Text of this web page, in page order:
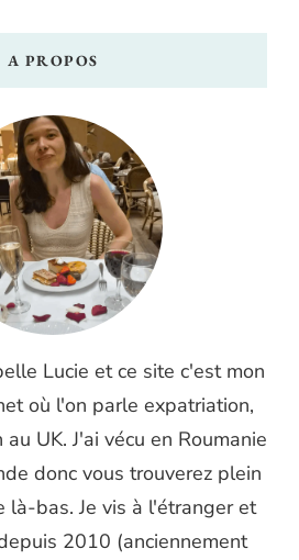
A PROPOS
Lucie et ce site c'est mon
où l'on parle expatriation,
UK. J'ai vécu en Roumanie
donc vous trouverez plein
là-bas. Je vis à l'étranger et
2010 (anciennement